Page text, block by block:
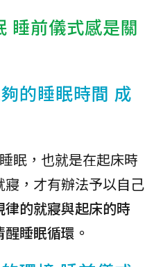
睡前儀式感是關
的睡眠時間 成
眠，也就是在起床時
，才有辦法予以自己
律的就寢與起床的時
睡眠循環。